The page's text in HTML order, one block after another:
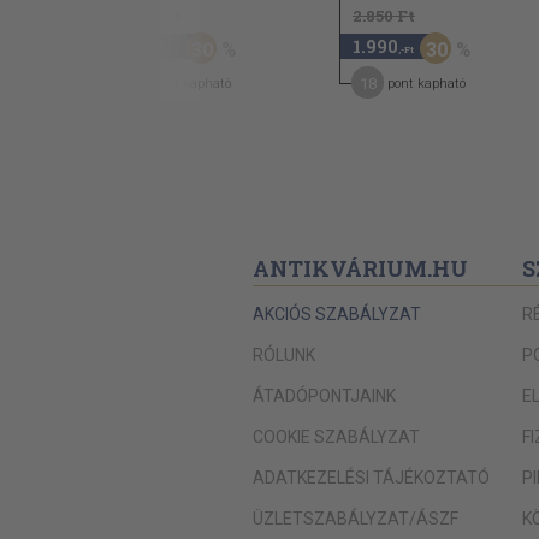
pont kapható
2.850 Ft
1.990 ,-Ft 30
pont kapható
ANTIKVÁRIUM.HU
AKCIÓS SZABÁLYZAT
RÓLUNK
ÁTADÓPONTJAINK
COOKIE SZABÁLYZAT
ADATKEZELÉSI TÁJÉKOZTATÓ
ÜZLETSZABÁLYZAT/ÁSZF